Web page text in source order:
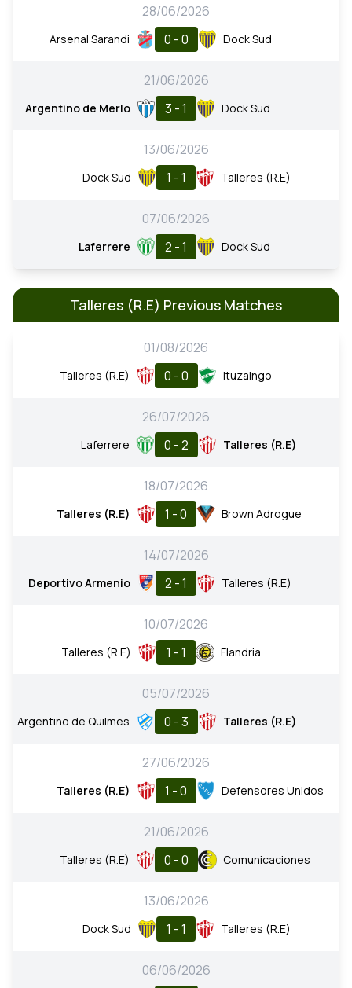
28/06/2026
Arsenal Sarandi 0 - 0 Dock Sud
21/06/2026
Argentino de Merlo 3 - 1 Dock Sud
13/06/2026
Dock Sud 1 - 1 Talleres (R.E)
07/06/2026
Laferrere 2 - 1 Dock Sud
Talleres (R.E) Previous Matches
01/08/2026
Talleres (R.E) 0 - 0 Ituzaingo
26/07/2026
Laferrere 0 - 2 Talleres (R.E)
18/07/2026
Talleres (R.E) 1 - 0 Brown Adrogue
14/07/2026
Deportivo Armenio 2 - 1 Talleres (R.E)
10/07/2026
Talleres (R.E) 1 - 1 Flandria
05/07/2026
Argentino de Quilmes 0 - 3 Talleres (R.E)
27/06/2026
Talleres (R.E) 1 - 0 Defensores Unidos
21/06/2026
Talleres (R.E) 0 - 0 Comunicaciones
13/06/2026
Dock Sud 1 - 1 Talleres (R.E)
06/06/2026